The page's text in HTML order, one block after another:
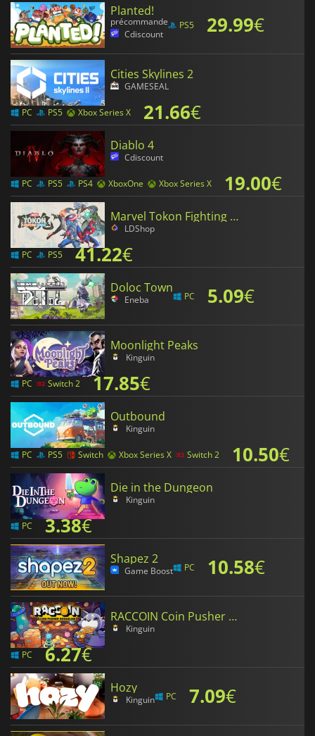
Planted!
précommande
Cdiscount
PS5 29.99€
Cities Skylines 2
GAMESEAL
PC PS5 Xbox Series X 21.66€
Diablo 4
Cdiscount
PC PS5 PS4 XboxOne Xbox Series X 19.00€
Marvel Tokon Fighting Souls
LDShop
PC PS5 41.22€
Doloc Town
Eneba PC 5.09€
Moonlight Peaks
Kinguin
PC Switch 2 17.85€
Outbound
Kinguin
PC PS5 Switch Xbox Series X Switch 2 10.50€
Die in the Dungeon
Kinguin
PC 3.38€
Shapez 2
Game Boost PC 10.58€
RACCOIN Coin Pusher Roguelike
Kinguin
PC 6.27€
Hozy
Kinguin PC 7.09€